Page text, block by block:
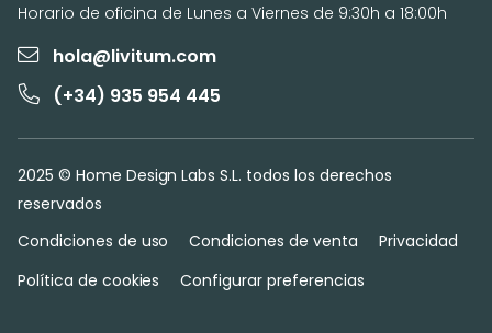
Horario de oficina de Lunes a Viernes de 9:30h a 18:00h
hola@livitum.com
(+34) 935 954 445
2025 © Home Design Labs S.L. todos los derechos
reservados
Condiciones de uso
Condiciones de venta
Privacidad
Política de cookies
Configurar preferencias